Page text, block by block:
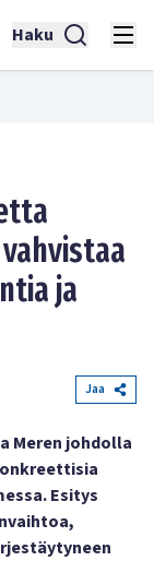
Haku
ja
Jaa
Meren johdolla
Esitys